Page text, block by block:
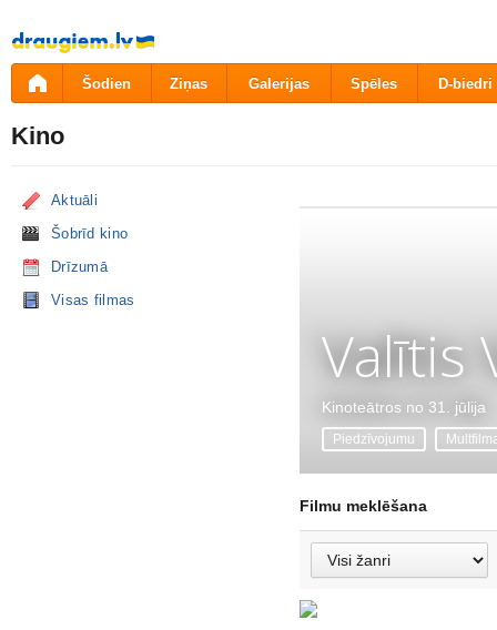
Pāriet
uz
saturu
Šodien Ziņas Galerijas Spēles D-biedri
Kino
Aktuāli
Šobrīd kino
Drīzumā
Visas filmas
Valītis
Kinoteātros no 31. jūlija
Piedzīvojumu
Filmu meklēšana